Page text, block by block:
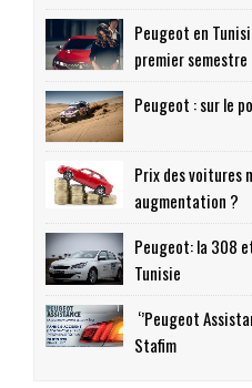
Peugeot en
premier semestre
Peugeot : sur le
Prix des voitures
augmentation ?
Peugeot: la 308
Tunisie
‘’Peugeot
Stafim